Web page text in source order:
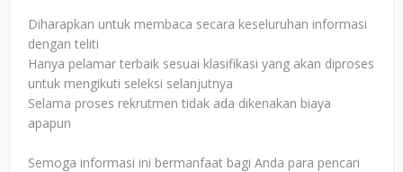
Diharapkan untuk membaca secara keseluruhan informasi
dengan teliti
Hanya pelamar terbaik sesuai klasifikasi yang akan diproses
untuk mengikuti seleksi selanjutnya
Selama proses rekrutmen tidak ada dikenakan biaya
apapun
Semoga informasi ini bermanfaat bagi Anda para pencari